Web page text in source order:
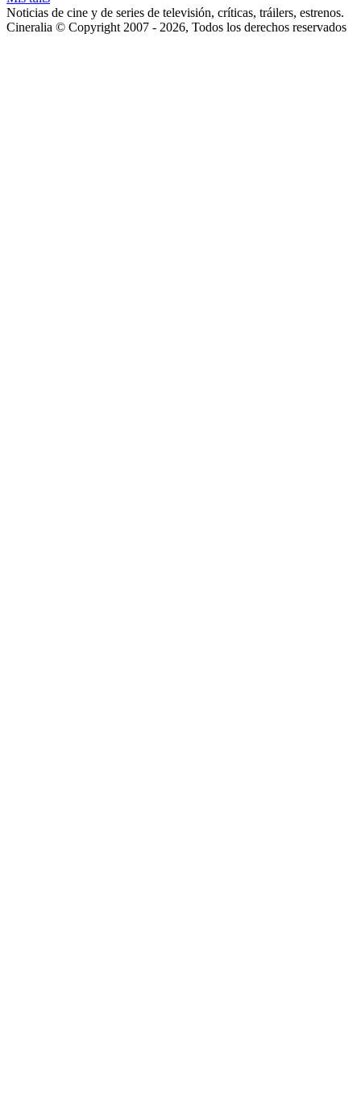
Noticias de cine y de series de televisión, críticas, tráilers, estrenos.
Cineralia © Copyright 2007 - 2026, Todos los derechos reservados